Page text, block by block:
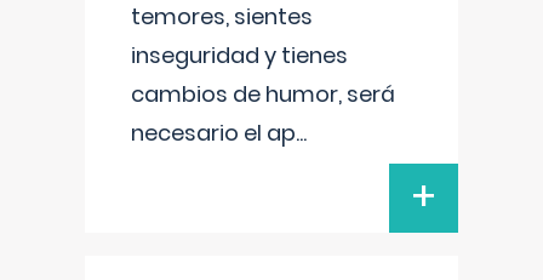
temores, sientes
inseguridad y tienes
cambios de humor, será
necesario el ap...
+